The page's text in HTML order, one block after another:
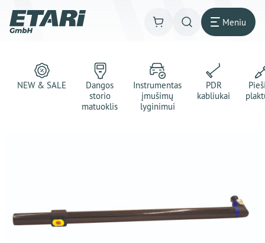
Meniu
NEW & SALE
Dangos
storio
matuoklis
Instrumentas
įmušimų
lyginimui
PDR
kabliukai